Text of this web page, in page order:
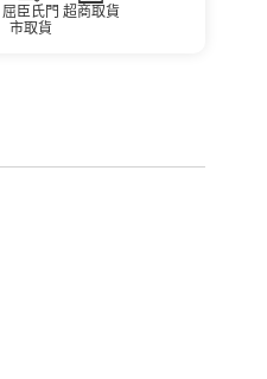
屈臣氏門
市取貨
超商取貨